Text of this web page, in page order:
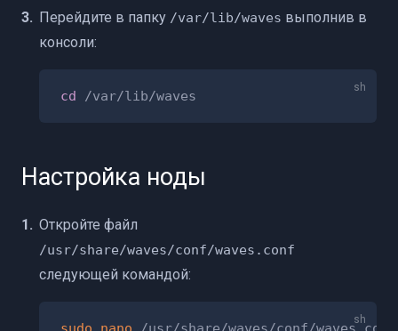
Перейдите в папку /var/lib/waves выполнив в
консоли:
cd
Настройка ноды
Откройте файл
/usr/share/waves/conf/waves.conf
следующей командой: